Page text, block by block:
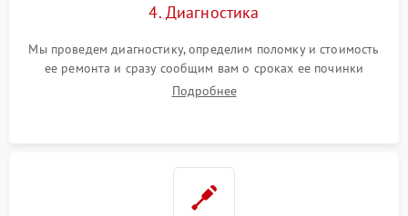
4. Диагностика
Мы проведем диагностику, определим поломку и стоимость
ее ремонта и сразу сообщим вам о сроках ее починки
Подробнее